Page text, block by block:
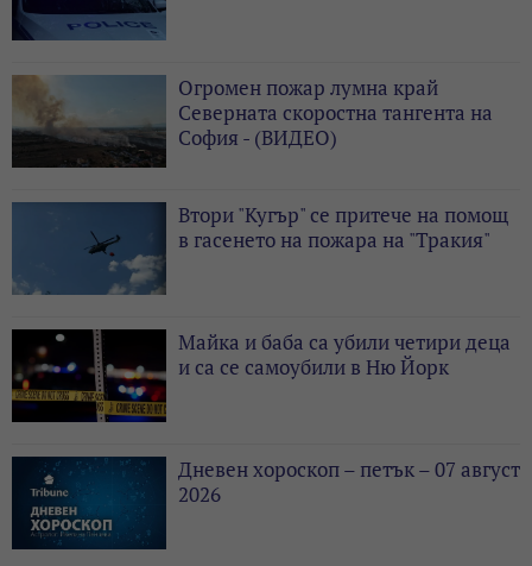
Огромен пожар лумна край
Северната скоростна тангента на
София - (ВИДЕО)
Втори "Кугър" се притече на помощ
в гасенето на пожара на "Тракия"
Майка и баба са убили четири деца
и са се самоубили в Ню Йорк
Дневен хороскоп – петък – 07 август
2026